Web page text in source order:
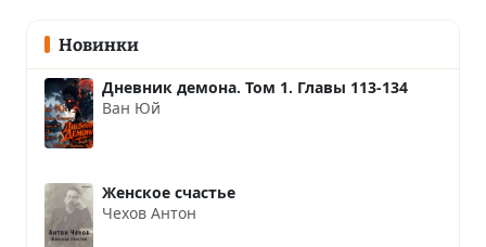
Новинки
Дневник демона. Том 1. Главы 113-134
Ван Юй
Женское счастье
Чехов Антон